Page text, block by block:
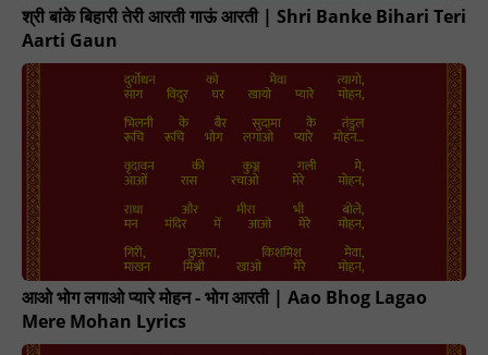
श्री बांके बिहारी तेरी आरती गाऊं आरती | Shri Banke Bihari Teri
Aarti Gaun
आओ भोग लगाओ प्यारे मोहन - भोग आरती | Aao Bhog Lagao
Mere Mohan Lyrics